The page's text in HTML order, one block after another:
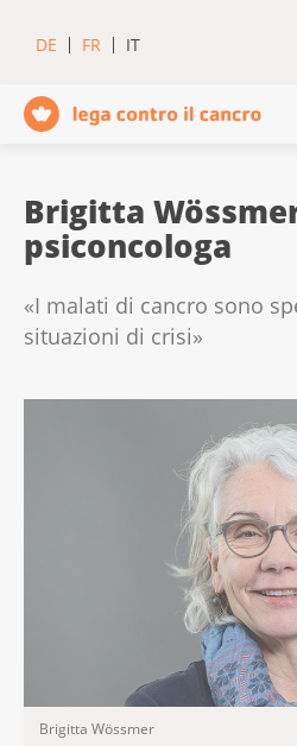
DE FR IT
Brigitta
psiconcologa
«I malati di cancro sono
situazioni di crisi»
Brigitta Wössmer